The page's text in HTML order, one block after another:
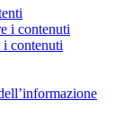
i contenuti
i contenuti